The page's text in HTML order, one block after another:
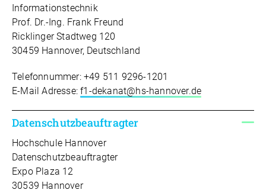
Informationstechnik
Prof. Dr.-Ing. Frank Freund
Ricklinger Stadtweg 120
30459 Hannover, Deutschland
Telefonnummer: +49 511 9296-1201
E-Mail Adresse:f1-dekanat@hs-hannover.de
Datenschutzbeauftragter
Hochschule Hannover
Datenschutzbeauftragter
Expo Plaza 12
30539 Hannover